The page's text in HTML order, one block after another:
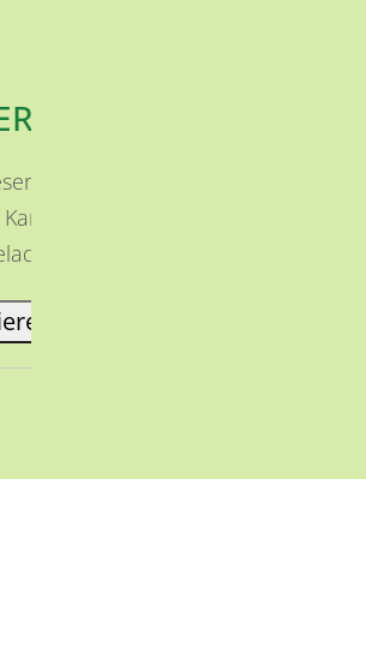
INHALTE
Seite ist eine OSM Karte
aktivieren, werden Inhalte von
Karte